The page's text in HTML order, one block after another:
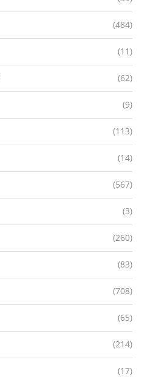
(484)
(11)
(62)
(9)
(113)
(14)
(567)
(3)
(260)
(83)
(708)
(65)
(214)
(17)